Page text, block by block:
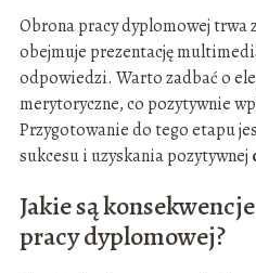
Obrona pracy dyplomowej trwa
obejmuje prezentację
odpowiedzi. Warto zadbać o
merytoryczne, co pozytywnie
Przygotowanie do tego etapu
sukcesu i uzyskania pozytywnej
Jakie są
pracy dyplomowej?